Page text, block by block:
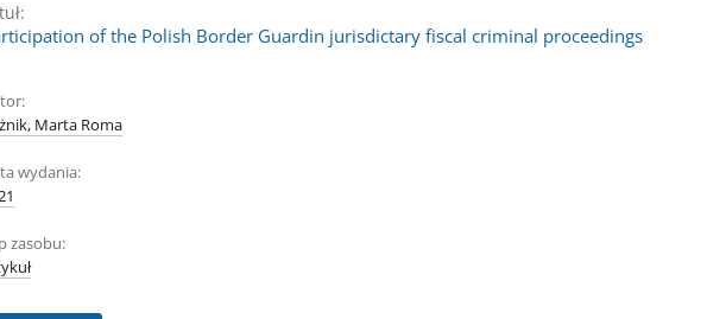
of the Polish Border Guardin jurisdictary fiscal criminal proceedings
Marta Roma
wydania:
zasobu: